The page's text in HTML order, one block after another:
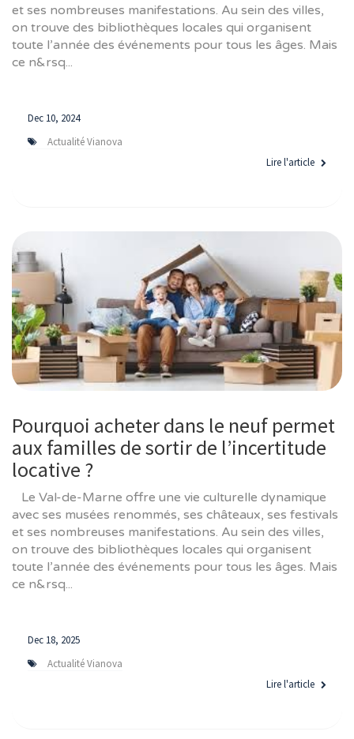
et ses nombreuses manifestations. Au sein des villes,
on trouve des bibliothèques locales qui organisent
toute l’année des événements pour tous les âges. Mais
ce n&rsq...
Dec 10, 2024
Actualité Vianova
Lire l'article
Pourquoi acheter dans le neuf permet
aux familles de sortir de l’incertitude
locative ?
Le Val-de-Marne offre une vie culturelle dynamique
avec ses musées renommés, ses châteaux, ses festivals
et ses nombreuses manifestations. Au sein des villes,
on trouve des bibliothèques locales qui organisent
toute l’année des événements pour tous les âges. Mais
ce n&rsq...
Dec 18, 2025
Actualité Vianova
Lire l'article